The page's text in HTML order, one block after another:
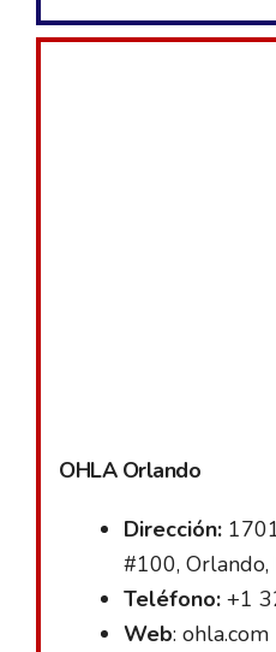
OHLA Orlando
Dirección:
#100,
Teléfono: +1
Web: ohla.com